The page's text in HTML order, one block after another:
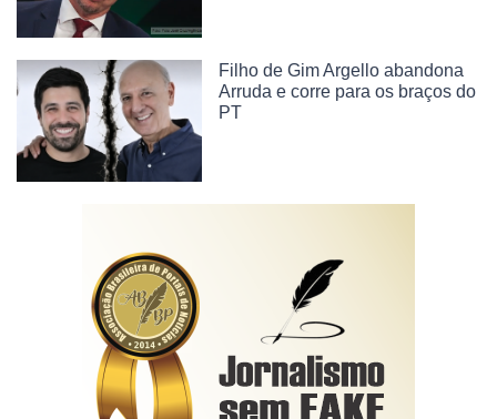
Filho de Gim Argello abandona
Arruda e corre para os braços do
PT